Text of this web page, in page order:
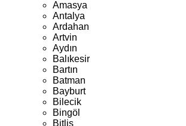
Amasya
Antalya
Ardahan
Artvin
Aydın
Balıkesir
Bartın
Batman
Bayburt
Bilecik
Bingöl
Bitlis